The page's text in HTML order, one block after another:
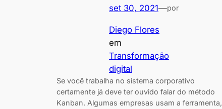
set 30, 2021—por
Diego Flores
em
Transformação
digital
Se você trabalha no sistema corporativo
certamente já deve ter ouvido falar do método
Kanban. Algumas empresas usam a ferramenta,